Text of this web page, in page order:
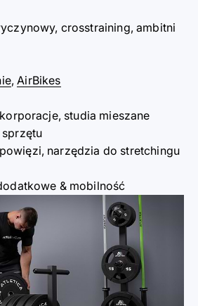
crosstraining, ambitni
, AirBikes
studia mieszane
ętu
narzędzia do stretchingu
& mobilność